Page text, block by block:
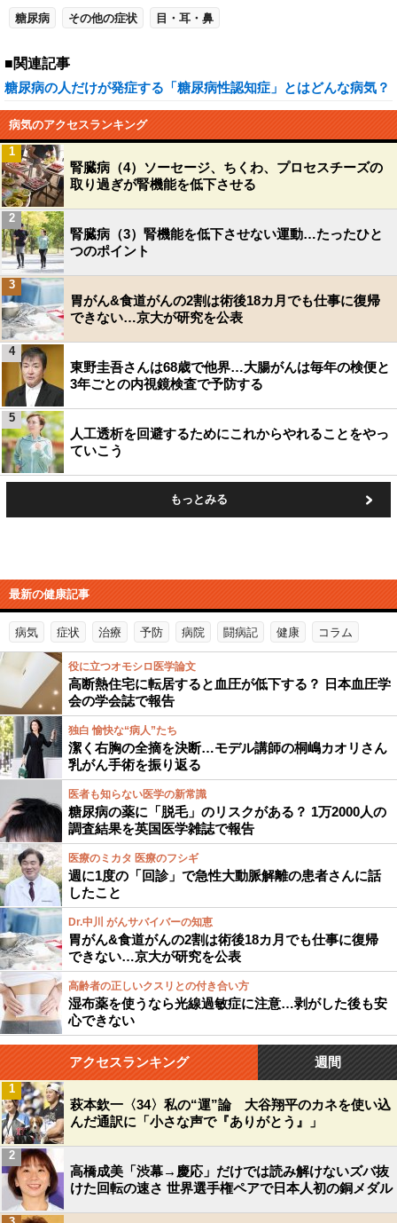
糖尿病 その他の症状 目・耳・鼻
■関連記事
糖尿病の人だけが発症する「糖尿病性認知症」とはどんな病気？
病気のアクセスランキング
腎臓病（4）ソーセージ、ちくわ、プロセスチーズの
取り過ぎが腎機能を低下させる
1
腎臓病（3）腎機能を低下させない運動…たったひと
つのポイント
2
胃がん&食道がんの2割は術後18カ月でも仕事に復帰
できない…京大が研究を公表
3
東野圭吾さんは68歳で他界…大腸がんは毎年の検便と
3年ごとの内視鏡検査で予防する
4
人工透析を回避するためにこれからやれることをやっ
ていこう
5
もっとみる
最新の健康記事
病気 症状 治療 予防 病院 闘病記 健康 コラム
役に立つオモシロ医学論文
高断熱住宅に転居すると血圧が低下する？ 日本血圧学
会の学会誌で報告
独白 愉快な“病人”たち
潔く右胸の全摘を決断…モデル講師の桐嶋カオリさん
乳がん手術を振り返る
医者も知らない医学の新常識
糖尿病の薬に「脱毛」のリスクがある？ 1万2000人の
調査結果を英国医学雑誌で報告
医療のミカタ 医療のフシギ
週に1度の「回診」で急性大動脈解離の患者さんに話
したこと
Dr.中川 がんサバイバーの知恵
胃がん&食道がんの2割は術後18カ月でも仕事に復帰
できない…京大が研究を公表
高齢者の正しいクスリとの付き合い方
湿布薬を使うなら光線過敏症に注意…剥がした後も安
心できない
アクセスランキング 週間
萩本欽一〈34〉私の“運”論 大谷翔平のカネを使い込
んだ通訳に「小さな声で『ありがとう』」
1
高橋成美「渋幕→慶応」だけでは読み解けないズバ抜
けた回転の速さ 世界選手権ペアで日本人初の銅メダル
2